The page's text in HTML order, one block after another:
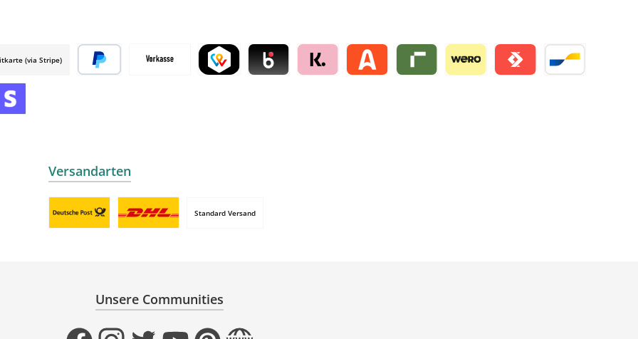
(via Stripe)
Versandarten
Standard Versand
Unsere Communities